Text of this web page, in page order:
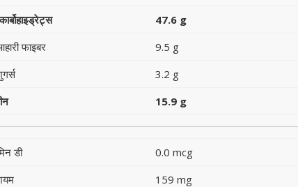
47.6 g
फाइबर
9.5 g
3.2 g
15.9 g
डी 0.0 mcg
159 mg